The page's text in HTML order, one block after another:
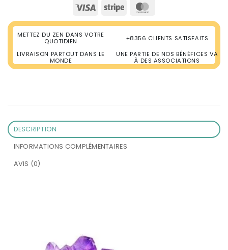
Visa Stripe
METTEZ DU ZEN DANS VOTRE
QUOTIDIEN
+8356 CLIENTS SATISFAITS
LIVRAISON PARTOUT DANS LE
MONDE
UNE PARTIE DE NOS BÉNÉFICES VA
À DES ASSOCIATIONS
DESCRIPTION
INFORMATIONS COMPLÉMENTAIRES
AVIS (0)